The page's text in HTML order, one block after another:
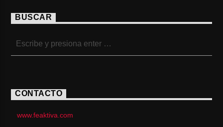
BUSCAR
CONTACTO
www.feaktiva.com